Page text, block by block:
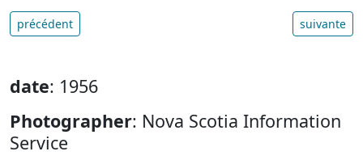
précédent suivante
date: 1956
Photographer: Nova Scotia Information
Service